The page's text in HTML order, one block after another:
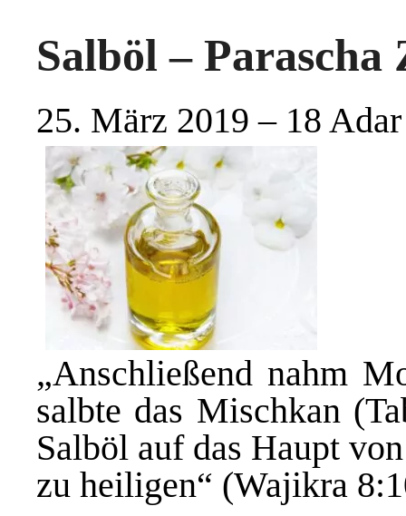
Salböl – Parascha
25. März 2019 – 18
„Anschließend nahm
salbte das Mischkan
Salböl auf das Haupt
zu heiligen“ (Wajikra